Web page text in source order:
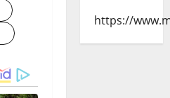
https://